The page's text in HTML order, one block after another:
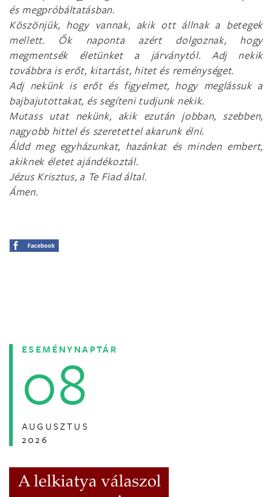
és megpróbáltatásban.
Köszönjük, hogy vannak, akik ott állnak a betegek
mellett. Ők naponta azért dolgoznak, hogy
megmentsék életünket a járványtól. Adj nekik
továbbra is erőt, kitartást, hitet és reménységet.
Adj nekünk is erőt és figyelmet, hogy meglássuk a
bajbajutottakat, és segíteni tudjunk nekik.
Mutass utat nekünk, akik ezután jobban, szebben,
nagyobb hittel és szeretettel akarunk élni.
Áldd meg egyházunkat, hazánkat és minden embert,
akiknek életet ajándékoztál.
Jézus Krisztus, a Te Fiad által.
Ámen.
ESEMÉNYNAPTÁR
08
AUGUSZTUS
2026